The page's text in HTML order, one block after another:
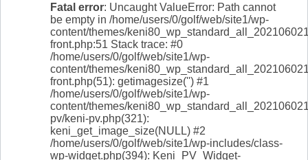
Fatal error: Uncaught ValueError: Path cannot
be empty in /home/users/0/golf/web/site1/wp-
content/themes/
front.php:51 Stack trace: #0
/home/users/0/golf/web/site1/wp-
content/themes/
front.php(51): getimagesize('') #1
/home/users/0/golf/web/site1/wp-
content/themes/
pv/keni-pv.php(321):
keni_get_image_size(NULL) #2
/home/users/0/golf/web/site1/wp-includes/class-
wp-widget.php(394): Keni_PV_Widget-